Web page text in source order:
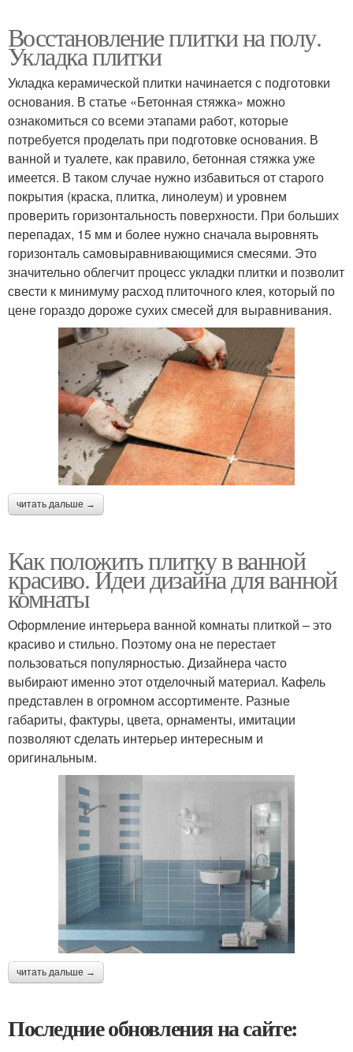
Восстановление плитки на полу.
Укладка плитки
Укладка керамической плитки начинается с подготовки
основания. В статье «Бетонная стяжка» можно
ознакомиться со всеми этапами работ, которые
потребуется проделать при подготовке основания. В
ванной и туалете, как правило, бетонная стяжка уже
имеется. В таком случае нужно избавиться от старого
покрытия (краска, плитка, линолеум) и уровнем
проверить горизонтальность поверхности. При больших
перепадах, 15 мм и более нужно сначала выровнять
горизонталь самовыравнивающимися смесями. Это
значительно облегчит процесс укладки плитки и позволит
свести к минимуму расход плиточного клея, который по
цене гораздо дороже сухих смесей для выравнивания.
читать дальше →
Как положить плитку в ванной
красиво. Идеи дизайна для ванной
комнаты
Оформление интерьера ванной комнаты плиткой – это
красиво и стильно. Поэтому она не перестает
пользоваться популярностью. Дизайнера часто
выбирают именно этот отделочный материал. Кафель
представлен в огромном ассортименте. Разные
габариты, фактуры, цвета, орнаменты, имитации
позволяют сделать интерьер интересным и
оригинальным.
читать дальше →
Последние обновления на сайте: